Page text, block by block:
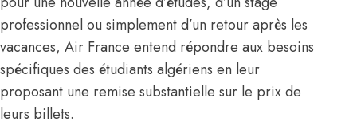
professionnel ou simplement d’un retour après les
vacances, Air France entend répondre aux besoins
spécifiques des étudiants algériens en leur
proposant une remise substantielle sur le prix de
leurs billets.